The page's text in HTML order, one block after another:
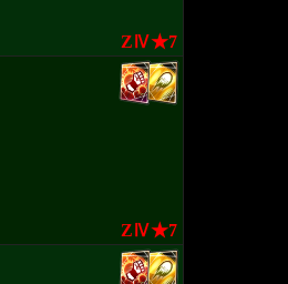
ZⅣ★7
ZⅣ★7